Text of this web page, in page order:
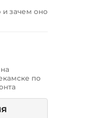
и зачем оно
по